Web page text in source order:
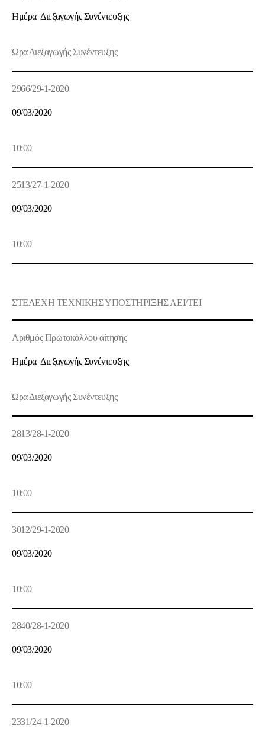
Ημέρα Διεξαγωγής Συνέντευξης
Ώρα Διεξαγωγής Συνέντευξης
2966/29-1-2020
09/03/2020
10:00
2513/27-1-2020
09/03/2020
10:00
ΣΤΕΛΕΧΗ ΤΕΧΝΙΚΗΣ ΥΠΟΣΤΗΡΙΞΗΣ ΑΕΙ/ΤΕΙ
Αριθμός Πρωτοκόλλου αίτησης
Ημέρα Διεξαγωγής Συνέντευξης
Ώρα Διεξαγωγής Συνέντευξης
2813/28-1-2020
09/03/2020
10:00
3012/29-1-2020
09/03/2020
10:00
2840/28-1-2020
09/03/2020
10:00
2331/24-1-2020